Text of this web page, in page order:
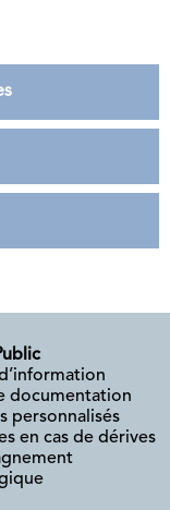
documentation
personnalisés
en cas de dérives